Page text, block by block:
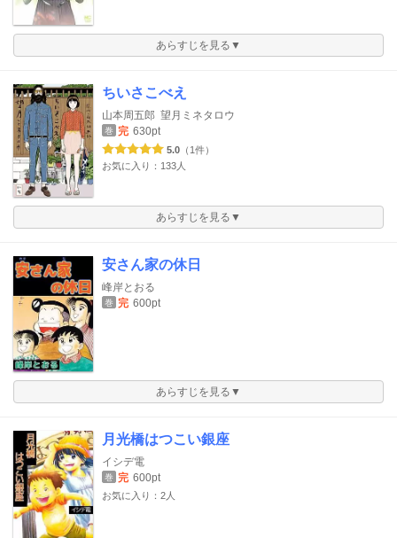
あらすじを見る▼
ちいさこべえ
山本周五郎 望月ミネタロウ
巻 完 630pt
5.0 （1件）
お気に入り：133人
あらすじを見る▼
安さん家の休日
峰岸とおる
巻 完 600pt
あらすじを見る▼
月光橋はつこい銀座
イシデ電
巻 完 600pt
お気に入り：2人